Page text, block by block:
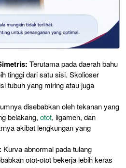
Terutama pada daerah bahu
tinggi dari satu sisi. Skolioser
tubuh yang miring atau juga
disebabkan oleh tekanan yang
belakang, otot, ligamen, dan
akibat lengkungan yang
Kurva abnormal pada tulang
otot-otot bekerja lebih keras